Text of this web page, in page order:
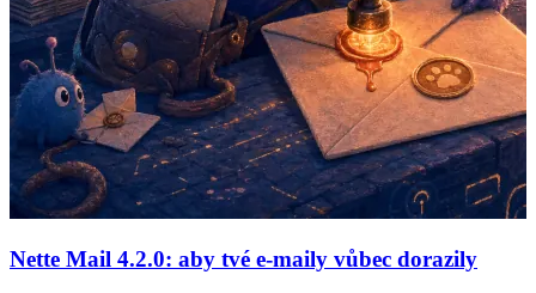
Nette Mail 4.2.0: aby tvé e-maily vůbec dorazily